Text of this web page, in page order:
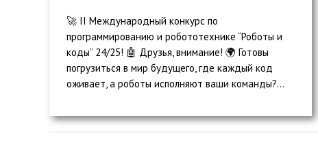
🚀 II Международный конкурс по
программированию и робототехнике “Роботы и
коды” 24/25! 🤖 Друзья, внимание! 🌍 Готовы
погрузиться в мир будущего, где каждый код
оживает, а роботы исполняют ваши команды?...